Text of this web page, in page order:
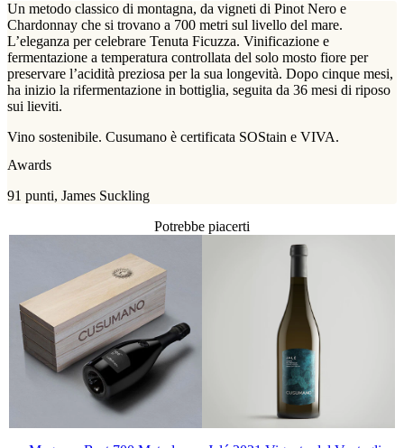
Un metodo classico di montagna, da vigneti di Pinot Nero e
Chardonnay che si trovano a 700 metri sul livello del mare.
L’eleganza per celebrare Tenuta Ficuzza. Vinificazione e
fermentazione a temperatura controllata del solo mosto fiore per
preservare l’acidità preziosa per la sua longevità. Dopo cinque mesi,
ha inizio la rifermentazione in bottiglia, seguita da 36 mesi di riposo
sui lieviti.
Vino sostenibile. Cusumano è certificata SOStain e VIVA.
Awards
91 punti, James Suckling
Potrebbe piacerti